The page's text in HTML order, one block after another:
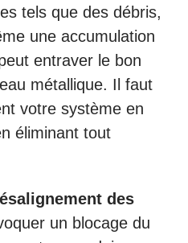
tels que des débris,
une accumulation
entraver le bon
métallique. Il faut
votre système en
éliminant tout
des
un blocage du